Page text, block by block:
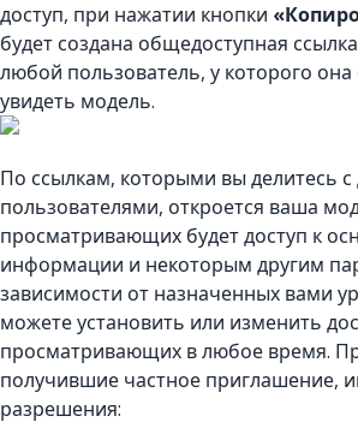
доступ, при нажатии кнопки
будет создана общедоступная
любой пользователь, у которого
увидеть модель.
По ссылкам, которыми вы делитесь с
пользователями, откроется ваша
просматривающих будет доступ к
информации и некоторым другим
зависимости от назначенных вами
можете установить или изменить
просматривающих в любое время.
получившие частное приглашение,
разрешения: